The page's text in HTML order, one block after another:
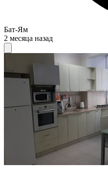
Бат-Ям
2 месяца назад